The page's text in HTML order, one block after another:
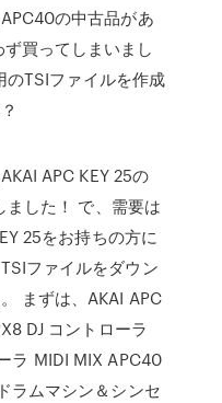
の中古品があ
買ってしまいまし
TSIファイルを作成
APC KEY 25の
した！ で、需要は
25をお持ちの方に
ファイルをダウン
まずは、AKAI APC
DJ コントローラ
ラ MIDI MIX APC40
ラムマシン＆シンセ